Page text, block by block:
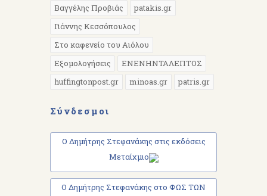
Βαγγέλης Προβιάς
patakis.gr
Γιάννης Κεσσόπουλος
Στο καφενείο του Αιόλου
Εξομολογήσεις
EΝΕΝΗΝΤΑΛΕΠΤΟΣ
huffingtonpost.gr
minoas.gr patris.gr
Σύνδεσμοι
Ο Δημήτρης Στεφανάκης στις εκδόσεις
Μεταίχμιο
Ο Δημήτρης Στεφανάκης στο ΦΩΣ ΤΩΝ